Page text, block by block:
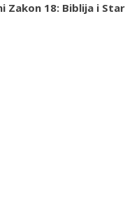
Zakon 18: Biblija i